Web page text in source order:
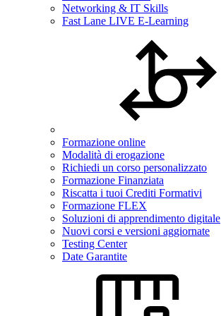
Networking & IT Skills
Fast Lane LIVE E-Learning
Formazione online
Modalità di erogazione
Richiedi un corso personalizzato
Formazione Finanziata
Riscatta i tuoi Crediti Formativi
Formazione FLEX
Soluzioni di apprendimento digitale
Nuovi corsi e versioni aggiornate
Testing Center
Date Garantite